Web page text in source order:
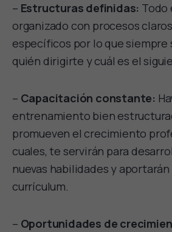
– Estructuras definidas: Todo
organizado con procesos
específicos por lo que siempre
quién dirigirte y cuál es el
– Capacitación constante:
entrenamiento bien
promueven el crecimiento
cuales, te servirán para
nuevas habilidades y
currículum.
– Oportunidades de